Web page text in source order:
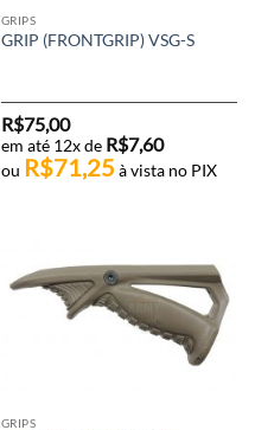
GRIPS
GRIP (FRONTGRIP) VSG-S
R$75,00
em até 12x de R$7,60
ou R$71,25 à vista no PIX
GRIPS